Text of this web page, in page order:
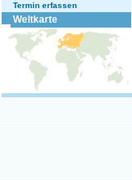
Termin erfassen
Weltkarte